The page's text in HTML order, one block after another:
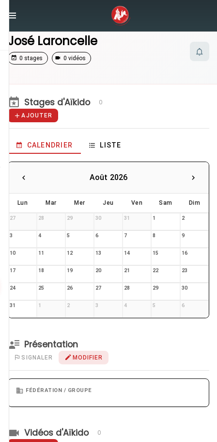
José Laroncelle
José Laroncelle
0 stages 0 vidéos
Stages d'Aïkido 0
AJOUTER
CALENDRIER LISTE
Août 2026
Lun Mar Mer Jeu Ven Sam Dim
27 28 29 30 31 1 2
3 4 5 6 7 8 9
10 11 12 13 14 15 16
17 18 19 20 21 22 23
24 25 26 27 28 29 30
31 1 2 3 4 5 6
Présentation
SIGNALER MODIFIER
FÉDÉRATION / GROUPE
Vidéos d'Aïkido 0